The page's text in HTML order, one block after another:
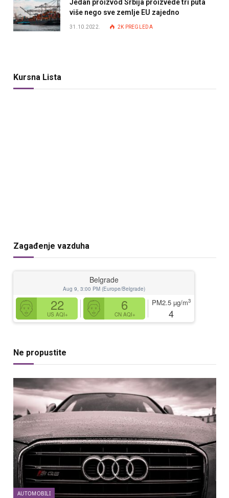
Jedan proizvod Srbija proizvede tri puta
više nego sve zemlje EU zajedno
31.10.2022. 2K PREGLEDA
Kursna Lista
Zagađenje vazduha
Belgrade
Aug 9, 3:00 PM (Europe/Belgrade)
22
US AQI+
6
CN AQI+
PM2.5 µg/m3
4
Ne propustite
AUTOMOBILI